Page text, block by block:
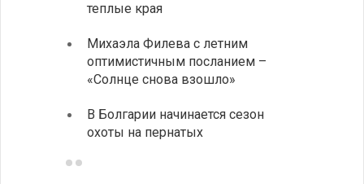
теплые края
Михаэла Филева с летним
оптимистичным посланием –
«Солнце снова взошло»
В Болгарии начинается сезон
охоты на пернатых